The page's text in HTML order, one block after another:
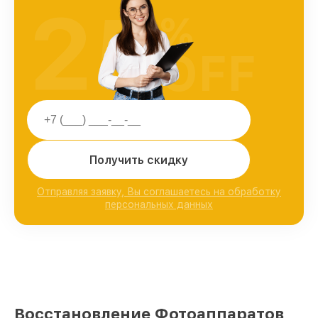
Получить скидку
Отправляя заявку, Вы соглашаетесь на обработку
персональных данных
25%
OFF
Восстановление Фотоаппаратов